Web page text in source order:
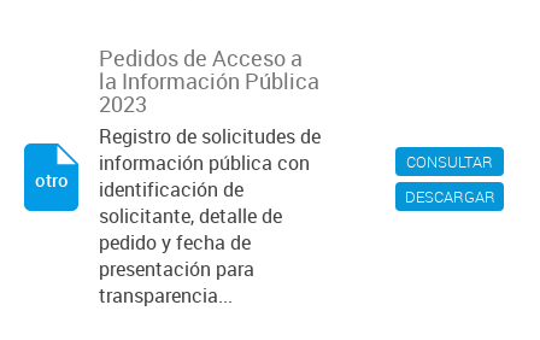
CONSULTAR
DESCARGAR
Pedidos de Acceso a
la Información Pública
2023
Registro de solicitudes de
información pública con
identificación de
solicitante, detalle de
pedido y fecha de
presentación para
transparencia...
otro